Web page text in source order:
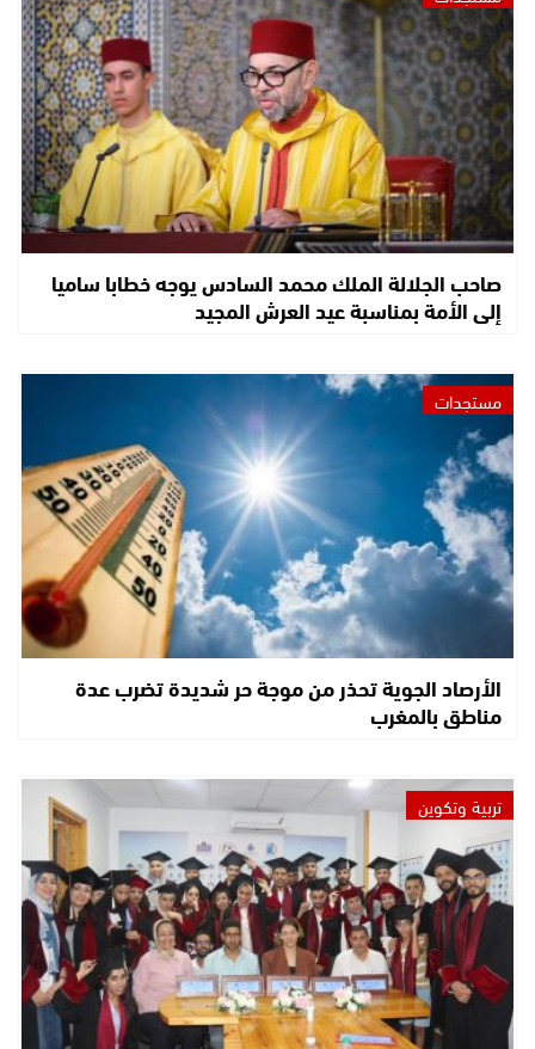
صاحب الجلالة الملك محمد السادس يوجه خطابا ساميا
إلى الأمة بمناسبة عيد العرش المجيد
مستجدات
الأرصاد الجوية تحذر من موجة حر شديدة تضرب عدة
مناطق بالمغرب
تربية وتكوين